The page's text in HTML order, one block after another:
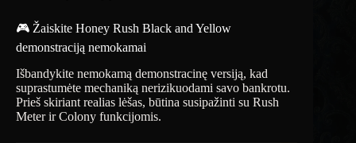
🎮 Žaiskite Honey Rush Black and Yellow
demonstraciją nemokamai
Išbandykite nemokamą demonstracinę versiją, kad
suprastumėte mechaniką nerizikuodami savo bankrotu.
Prieš skiriant realias lėšas, būtina susipažinti su Rush
Meter ir Colony funkcijomis.